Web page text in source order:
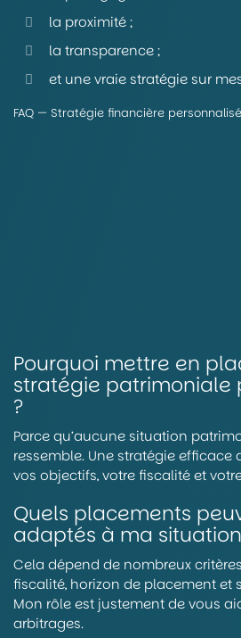
la proximité ;
la transparence ;
et une vraie stratégie sur
FAQ — Stratégie financière
Pourquoi mettre en
stratégie patrimoniale
?
Parce qu’aucune situation
ressemble. Une stratégie efficace
vos objectifs, votre fiscalité et
Quels placements
adaptés à ma
Cela dépend de nombreux
fiscalité, horizon de placement et
Mon rôle est justement de vous
arbitrages.